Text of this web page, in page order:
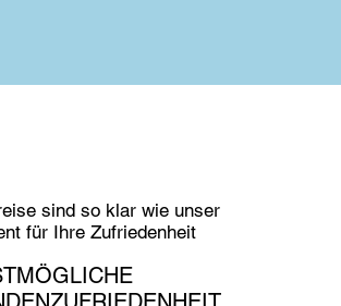
sind so klar wie unser
für Ihre Zufriedenheit